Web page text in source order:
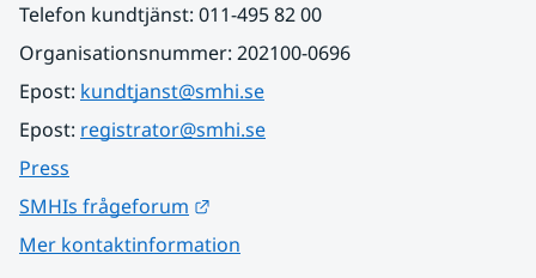
Telefon kundtjänst: 011-495 82 00
Organisationsnummer: 202100-0696
Epost: kundtjanst@smhi.se
Epost: registrator@smhi.se
Press
SMHIs frågeforum
Mer kontaktinformation